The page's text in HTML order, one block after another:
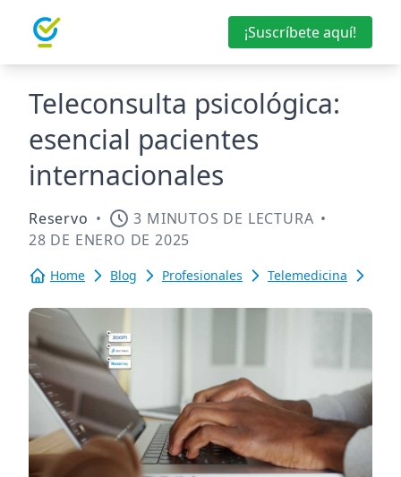
¡Suscríbete aquí!
Teleconsulta psicológica:
esencial pacientes
internacionales
Reservo • 3 MINUTOS DE LECTURA •
28 DE ENERO DE 2025
Home Blog Profesionales Telemedicina